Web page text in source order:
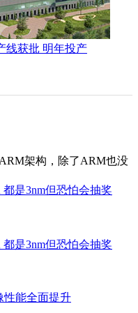
线获批 明年投产
架构，除了ARM也没
是3nm但恐怕会抽奖
是3nm但恐怕会抽奖
性能全面提升